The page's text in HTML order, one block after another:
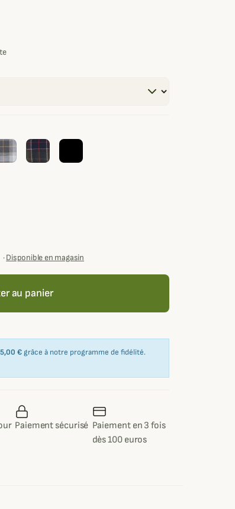
·Disponible en magasin
au panier
5,00 € grâce à notre programme de fidélité.
Paiement sécurisé Paiement en 3 fois
dès 100 euros